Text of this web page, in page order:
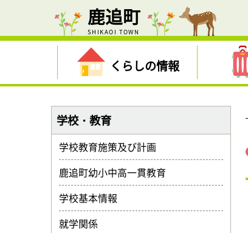
鹿追町
SHIKAOI TOWN
くらしの情報
学校・教育
学校教育施策及び計画
鹿追町幼小中高一貫教育
学校基本情報
就学関係